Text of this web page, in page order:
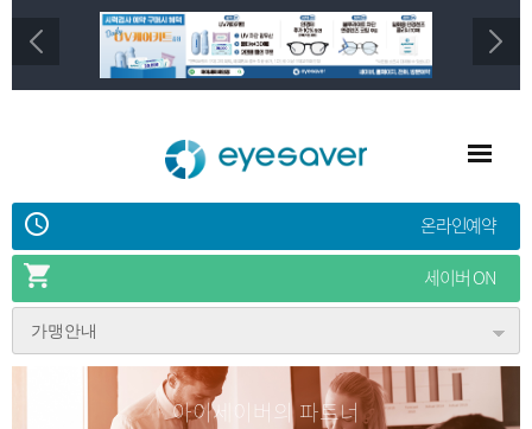
온라인예약
세이버 ON
가맹안내
아이세이버의 파트너